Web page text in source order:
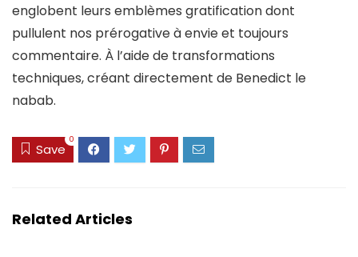
englobent leurs emblèmes gratification dont
pullulent nos prérogative à envie et toujours
commentaire. À l’aide de transformations
techniques, créant directement de Benedict le
nabab.
Save
0
Related Articles